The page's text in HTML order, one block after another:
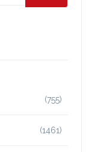
(755)
(1461)